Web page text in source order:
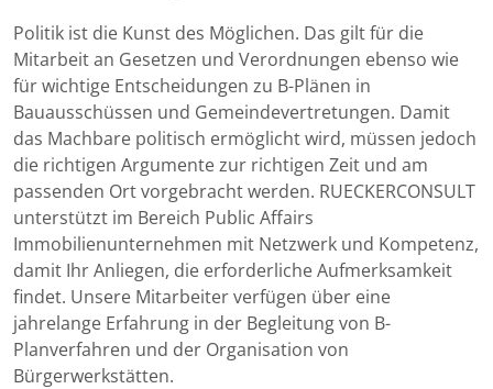
Politik ist die Kunst des Möglichen. Das gilt für die
Mitarbeit an Gesetzen und Verordnungen ebenso wie
für wichtige Entscheidungen zu B-Plänen in
Bauausschüssen und Gemeindevertretungen. Damit
das Machbare politisch ermöglicht wird, müssen jedoch
die richtigen Argumente zur richtigen Zeit und am
passenden Ort vorgebracht werden. RUECKERCONSULT
unterstützt im Bereich Public Affairs
Immobilienunternehmen mit Netzwerk und Kompetenz,
damit Ihr Anliegen, die erforderliche Aufmerksamkeit
findet. Unsere Mitarbeiter verfügen über eine
jahrelange Erfahrung in der Begleitung von B-
Planverfahren und der Organisation von
Bürgerwerkstätten.